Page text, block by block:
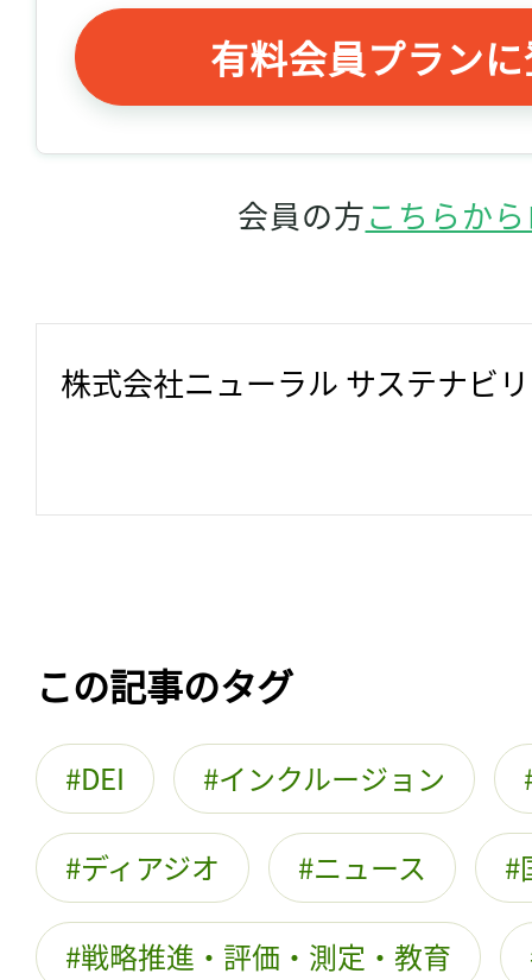
有料会員プラン
会員の方こちらか
株式会社ニューラル サステナビ
この記事のタグ
DEI インクルージョン
ディアジオ ニュース
戦略推進・評価・測定・教育